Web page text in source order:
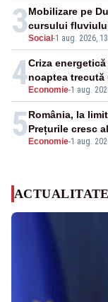
3Social -1 aug. 2026,
Mobilizare pe
cursului
4 Economie-1 aug.
Criza
noaptea
5 Economie-1 aug.
România, la
Prețurile cresc
ACTUALITATE